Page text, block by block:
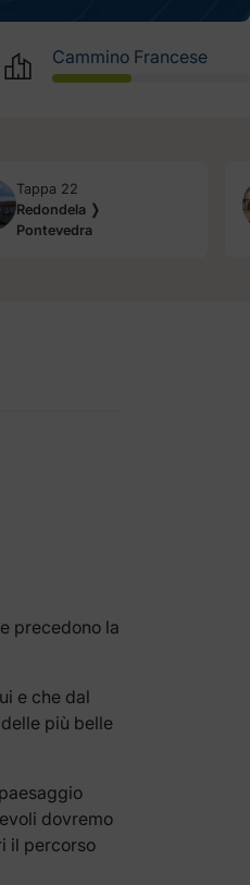
Cammino Francese
Tappa 22
Redondela ❭
Pontevedra
precedono la
e che dal
più belle
dovremo
il percorso